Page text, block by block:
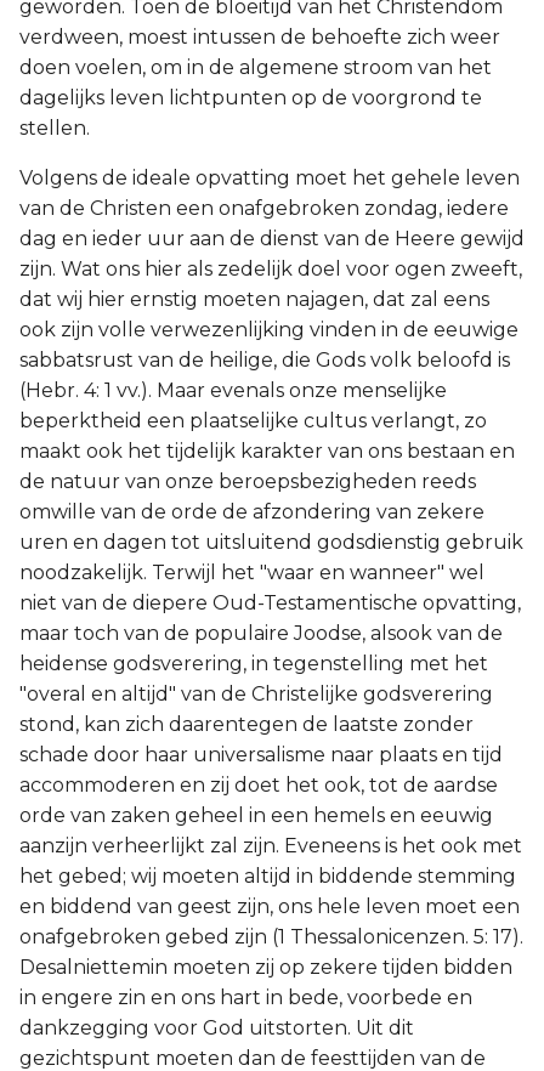
geworden. Toen de bloeitijd van het Christendom
verdween, moest intussen de behoefte zich weer
doen voelen, om in de algemene stroom van het
dagelijks leven lichtpunten op de voorgrond te
stellen.
Volgens de ideale opvatting moet het gehele leven
van de Christen een onafgebroken zondag, iedere
dag en ieder uur aan de dienst van de Heere gewijd
zijn. Wat ons hier als zedelijk doel voor ogen zweeft,
dat wij hier ernstig moeten najagen, dat zal eens
ook zijn volle verwezenlijking vinden in de eeuwige
sabbatsrust van de heilige, die Gods volk beloofd is
(Hebr. 4: 1 vv.). Maar evenals onze menselijke
beperktheid een plaatselijke cultus verlangt, zo
maakt ook het tijdelijk karakter van ons bestaan en
de natuur van onze beroepsbezigheden reeds
omwille van de orde de afzondering van zekere
uren en dagen tot uitsluitend godsdienstig gebruik
noodzakelijk. Terwijl het "waar en wanneer" wel
niet van de diepere Oud-Testamentische opvatting,
maar toch van de populaire Joodse, alsook van de
heidense godsverering, in tegenstelling met het
"overal en altijd" van de Christelijke godsverering
stond, kan zich daarentegen de laatste zonder
schade door haar universalisme naar plaats en tijd
accommoderen en zij doet het ook, tot de aardse
orde van zaken geheel in een hemels en eeuwig
aanzijn verheerlijkt zal zijn. Eveneens is het ook met
het gebed; wij moeten altijd in biddende stemming
en biddend van geest zijn, ons hele leven moet een
onafgebroken gebed zijn (1 Thessalonicenzen. 5: 17).
Desalniettemin moeten zij op zekere tijden bidden
in engere zin en ons hart in bede, voorbede en
dankzegging voor God uitstorten. Uit dit
gezichtspunt moeten dan de feesttijden van de